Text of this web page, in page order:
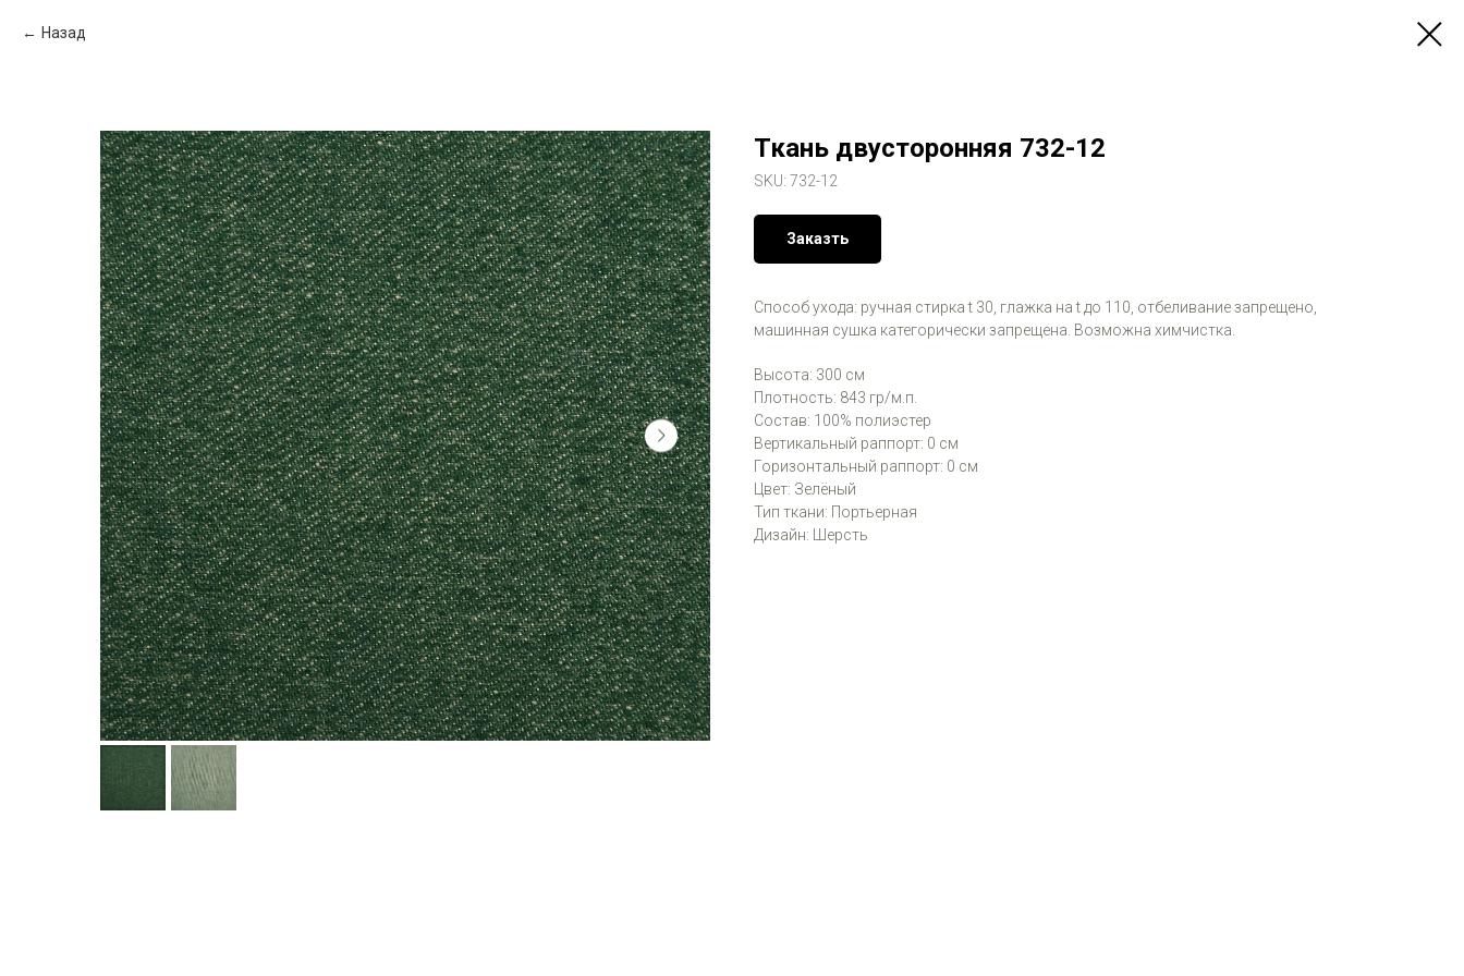
Назад
Ткань двусторонняя 732-12
SKU: 732-12
Заказть
Способ ухода: ручная стирка t 30, глажка на t до 110, отбеливание запрещено,
машинная сушка категорически запрещена. Возможна химчистка.
Высота: 300 см
Плотность: 843 гр/м.п.
Состав: 100% полиэстер
Вертикальный раппорт: 0 см
Горизонтальный раппорт: 0 см
Цвет: Зелёный
Тип ткани: Портьерная
Дизайн: Шерсть